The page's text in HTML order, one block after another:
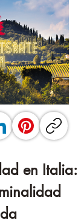
en Italia: